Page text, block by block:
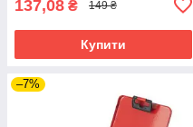
137,08 ₴ 149 ₴
Купити
–7%